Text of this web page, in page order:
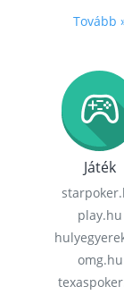
Tovább
Játék
play.hu
omg.hu